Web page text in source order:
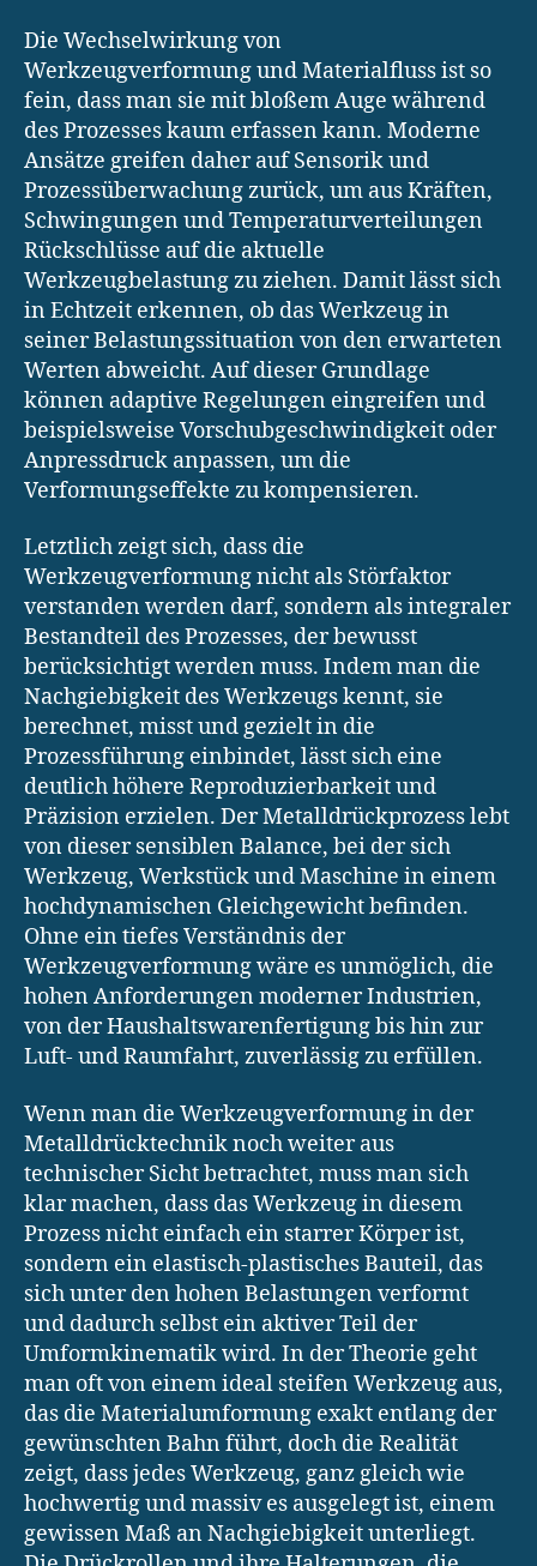
Die Wechselwirkung von
Werkzeugverformung und Materialfluss ist so
fein, dass man sie mit bloßem Auge während
des Prozesses kaum erfassen kann. Moderne
Ansätze greifen daher auf Sensorik und
Prozessüberwachung zurück, um aus Kräften,
Schwingungen und Temperaturverteilungen
Rückschlüsse auf die aktuelle
Werkzeugbelastung zu ziehen. Damit lässt sich
in Echtzeit erkennen, ob das Werkzeug in
seiner Belastungssituation von den erwarteten
Werten abweicht. Auf dieser Grundlage
können adaptive Regelungen eingreifen und
beispielsweise Vorschubgeschwindigkeit oder
Anpressdruck anpassen, um die
Verformungseffekte zu kompensieren.
Letztlich zeigt sich, dass die
Werkzeugverformung nicht als Störfaktor
verstanden werden darf, sondern als integraler
Bestandteil des Prozesses, der bewusst
berücksichtigt werden muss. Indem man die
Nachgiebigkeit des Werkzeugs kennt, sie
berechnet, misst und gezielt in die
Prozessführung einbindet, lässt sich eine
deutlich höhere Reproduzierbarkeit und
Präzision erzielen. Der Metalldrückprozess lebt
von dieser sensiblen Balance, bei der sich
Werkzeug, Werkstück und Maschine in einem
hochdynamischen Gleichgewicht befinden.
Ohne ein tiefes Verständnis der
Werkzeugverformung wäre es unmöglich, die
hohen Anforderungen moderner Industrien,
von der Haushaltswarenfertigung bis hin zur
Luft- und Raumfahrt, zuverlässig zu erfüllen.
Wenn man die Werkzeugverformung in der
Metalldrücktechnik noch weiter aus
technischer Sicht betrachtet, muss man sich
klar machen, dass das Werkzeug in diesem
Prozess nicht einfach ein starrer Körper ist,
sondern ein elastisch-plastisches Bauteil, das
sich unter den hohen Belastungen verformt
und dadurch selbst ein aktiver Teil der
Umformkinematik wird. In der Theorie geht
man oft von einem ideal steifen Werkzeug aus,
das die Materialumformung exakt entlang der
gewünschten Bahn führt, doch die Realität
zeigt, dass jedes Werkzeug, ganz gleich wie
hochwertig und massiv es ausgelegt ist, einem
gewissen Maß an Nachgiebigkeit unterliegt.